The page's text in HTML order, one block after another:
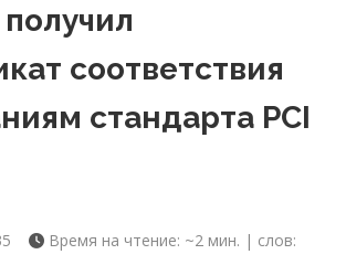
соответствия
стандарта PCI
Время на чтение: ~2 мин. | слов: